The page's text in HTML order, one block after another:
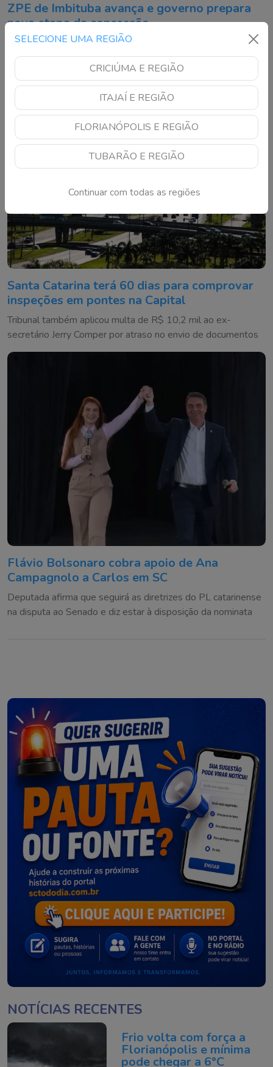
SELECIONE UMA REGIÃO
CRICIÚMA E REGIÃO
ITAJAÍ E REGIÃO
FLORIANÓPOLIS E REGIÃO
TUBARÃO E REGIÃO
Continuar com todas as regiões
ZPE de Imbituba avança e governo prepara
nova etapa da concessão
Roadshow será realizado em Florianópolis e Imbituba nos
dias 18 e 19 de agosto para apresentar o projeto a
Santa Catarina terá 60 dias para comprovar
inspeções em pontes na Capital
Tribunal também aplicou multa de R$ 10,2 mil ao ex-
secretário Jerry Comper por atraso no envio de documentos
Flávio Bolsonaro cobra apoio de Ana
Campagnolo a Carlos em SC
Deputada afirma que seguirá as diretrizes do PL catarinense
na disputa ao Senado e diz estar à disposição da nominata
NOTÍCIAS RECENTES
Frio volta com força a
Florianópolis e mínima
pode chegar a 6°C